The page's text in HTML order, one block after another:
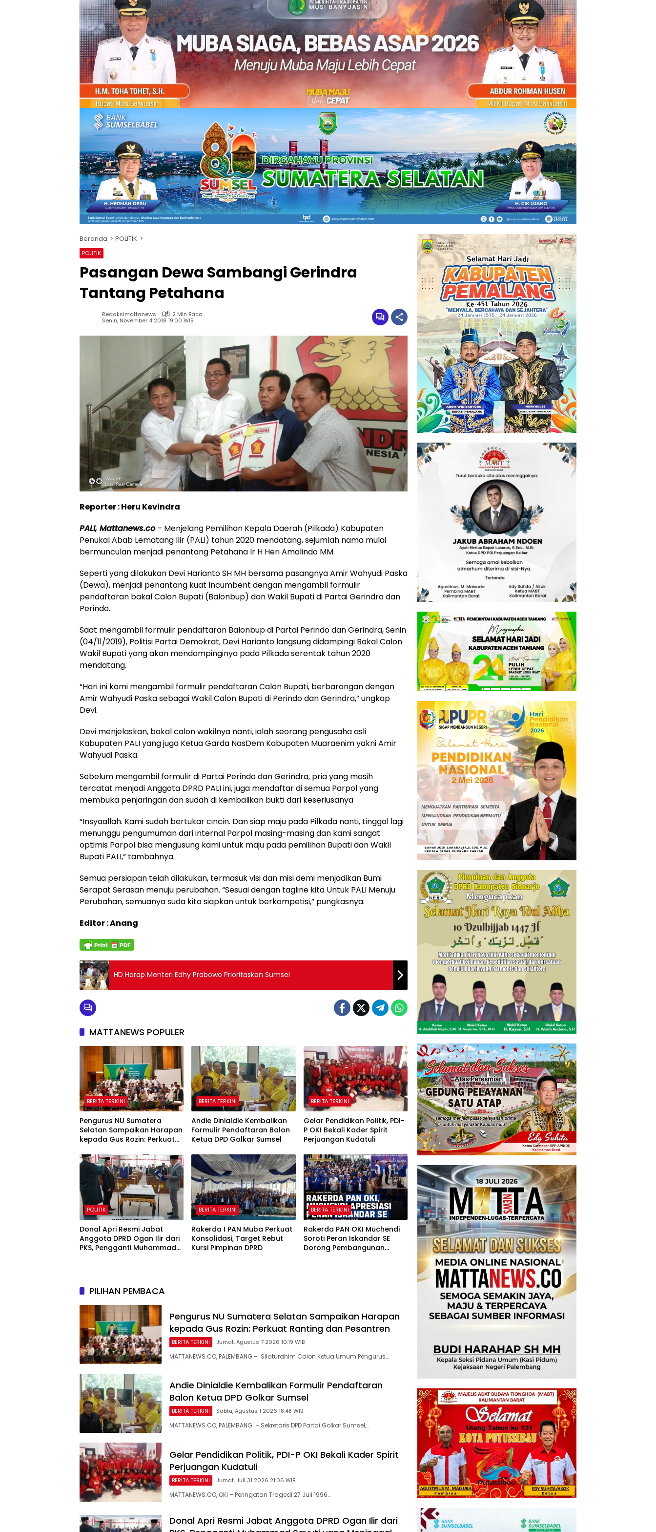
Beranda POLITIK
POLITIK
Pasangan Dewa Sambangi Gerindra
Tantang Petahana
Redaksimattanews
2 Min Baca
Senin, November 4 2019 19:00 WIB
Reporter : Heru Kevindra
PALI, Mattanews.co– Menjelang Pemilihan Kepala Daerah (Pilkada) Kabupaten
Penukal Abab Lematang Ilir (PALI) tahun 2020 mendatang, sejumlah nama mulai
bermunculan menjadi penantang Petahana Ir H Heri Amalindo MM.
Seperti yang dilakukan Devi Harianto SH MH bersama pasangnya Amir Wahyudi Paska
(Dewa), menjadi penantang kuat Incumbent dengan mengambil formulir
pendaftaran bakal Calon Bupati (Balonbup) dan Wakil Bupati di Partai Gerindra dan
Perindo.
Saat mengambil formulir pendaftaran Balonbup di Partai Perindo dan Gerindra, Senin
(04/11/2019), Politisi Partai Demokrat, Devi Harianto langsung didampingi Bakal Calon
Wakil Bupati yang akan mendampinginya pada Pilkada serentak tahun 2020
mendatang.
“Hari ini kami mengambil formulir pendaftaran Calon Bupati, berbarangan dengan
Amir Wahyudi Paska sebagai Wakil Calon Bupati di Perindo dan Gerindra,” ungkap
Devi.
Devi menjelaskan, bakal calon wakilnya nanti, ialah seorang pengusaha asli
Kabupaten PALI yang juga Ketua Garda NasDem Kabupaten Muaraenim yakni Amir
Wahyudi Paska.
Sebelum mengambil formulir di Partai Perindo dan Gerindra, pria yang masih
tercatat menjadi Anggota DPRD PALI ini, juga mendaftar di semua Parpol yang
membuka penjaringan dan sudah di kembalikan bukti dari keseriusanya
“Insyaallah. Kami sudah bertukar cincin. Dan siap maju pada Pilkada nanti, tinggal lagi
menunggu pengumuman dari internal Parpol masing-masing dan kami sangat
optimis Parpol bisa mengusung kami untuk maju pada pemilihan Bupati dan Wakil
Bupati PALI,” tambahnya.
Semua persiapan telah dilakukan, termasuk visi dan misi demi menjadikan Bumi
Serapat Serasan menuju perubahan. “Sesuai dengan tagline kita Untuk PALI Menuju
Perubahan, semuanya suda kita siapkan untuk berkompetisi,” pungkasnya.
Editor : Anang
HD Harap Menteri Edhy Prabowo Prioritaskan Sumsel
MATTANEWS POPULER
BERITA TERKINI
Pengurus NU Sumatera
Selatan Sampaikan Harapan
kepada Gus Rozin: Perkuat
BERITA TERKINI
Andie Dinialdie Kembalikan
Formulir Pendaftaran Balon
Ketua DPD Golkar Sumsel
BERITA TERKINI
Gelar Pendidikan Politik, PDI-
P OKI Bekali Kader Spirit
Perjuangan Kudatuli
POLITIK
Donal Apri Resmi Jabat
Anggota DPRD Ogan Ilir dari
PKS, Pengganti Muhammad
BERITA TERKINI
Rakerda I PAN Muba Perkuat
Konsolidasi, Target Rebut
Kursi Pimpinan DPRD
BERITA TERKINI
Rakerda PAN OKI Muchendi
Soroti Peran Iskandar SE
Dorong Pembangunan
PILIHAN PEMBACA
Pengurus NU Sumatera Selatan Sampaikan Harapan
kepada Gus Rozin: Perkuat Ranting dan Pesantren
BERITA TERKINI Jumat, Agustus 7 2026 10:19 WIB
MATTANEWS.CO, PALEMBANG – Silaturahim Calon Ketua Umum Pengurus…
Andie Dinialdie Kembalikan Formulir Pendaftaran
Balon Ketua DPD Golkar Sumsel
BERITA TERKINI Sabtu, Agustus 1 2026 18:48 WIB
MATTANEWS.CO, PALEMBANG – Sekretaris DPD Partai Golkar Sumsel,…
Gelar Pendidikan Politik, PDI-P OKI Bekali Kader Spirit
Perjuangan Kudatuli
BERITA TERKINI Jumat, Juli 31 2026 21:06 WIB
MATTANEWS.CO, OKI – Peringatan Tragedi 27 Juli 1996…
Donal Apri Resmi Jabat Anggota DPRD Ogan Ilir dari